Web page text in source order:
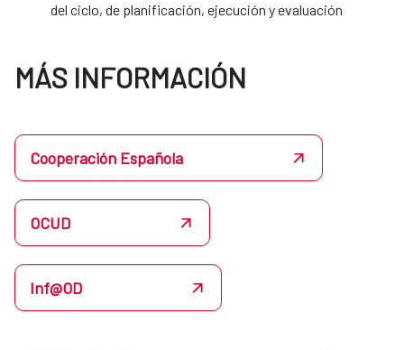
del ciclo, de planificación, ejecución y evaluación
MÁS INFORMACIÓN
Cooperación Española
OCUD
Inf@OD